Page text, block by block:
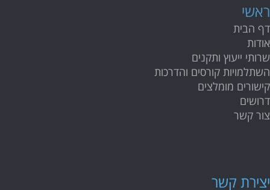
ראשי
דף הבית
אודות
שרותי ייעוץ ותקנים
השתלמויות קורסים והדרכות
קישורים מומלצים
דרושים
צור קשר
יצירת קשר